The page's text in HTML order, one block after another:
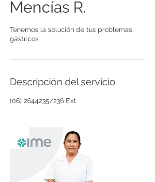
Mencías R.
Tenemos la solución de tus problemas
gástricos
Descripción del servicio
(06) 2644235/236 Ext.